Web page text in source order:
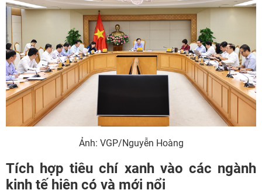
Ảnh: VGP/Nguyễn Hoàng
Tích hợp tiêu chí xanh vào các ngành
kinh tế hiện có và mới nổi